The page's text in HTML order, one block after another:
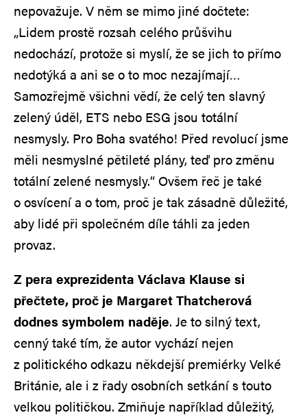
nepovažuje. V něm se mimo jiné dočtete:
„Lidem prostě rozsah celého průšvihu
nedochází, protože si myslí, že se jich to přímo
nedotýká a ani se o to moc nezajímají…
Samozřejmě všichni vědí, že celý ten slavný
zelený úděl, ETS nebo ESG jsou totální
nesmysly. Pro Boha svatého! Před revolucí jsme
měli nesmyslné pětileté plány, teď pro změnu
totální zelené nesmysly.“ Ovšem řeč je také
o osvícení a o tom, proč je tak zásadně důležité,
aby lidé při společném díle táhli za jeden
provaz.
Z pera exprezidenta Václava Klause si
přečtete, proč je Margaret Thatcherová
dodnes symbolem naděje. Je to silný text,
cenný také tím, že autor vychází nejen
z politického odkazu někdejší premiérky Velké
Británie, ale i z řady osobních setkání s touto
velkou političkou. Zmiňuje například důležitý,